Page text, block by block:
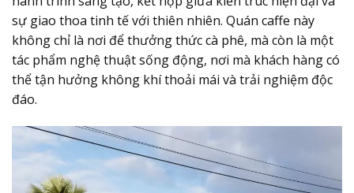
sự giao thoa tinh tế với thiên nhiên. Quán caffe này
không chỉ là nơi để thưởng thức cà phê, mà còn là một
tác phẩm nghệ thuật sống động, nơi mà khách hàng có
thể tận hưởng không khí thoải mái và trải nghiệm độc
đáo.